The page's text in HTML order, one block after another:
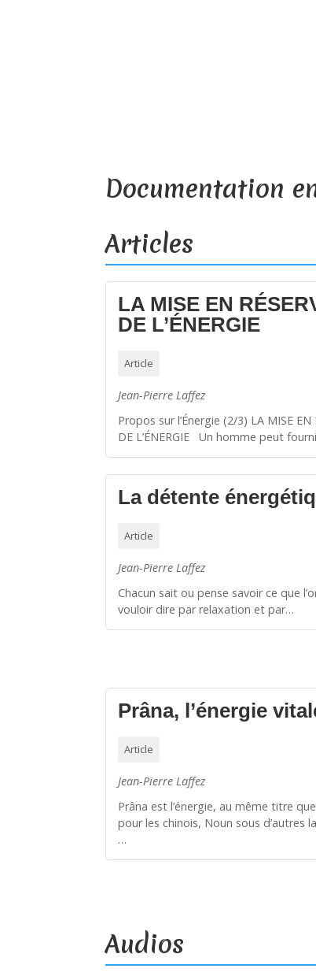
Documentation
Articles
LA MISE EN
DE L’ÉNERGIE
Article
Jean-Pierre Laffez
Propos sur l’Énergie (2/3) LA MISE EN
DE L’ÉNERGIE Un homme peut
La détente
Article
Jean-Pierre Laffez
Chacun sait ou pense savoir ce que
vouloir dire par relaxation et par…
Prâna, l’énergie
Article
Jean-Pierre Laffez
Prâna est l’énergie, au même titre
pour les chinois, Noun sous d’autres
…
Audios